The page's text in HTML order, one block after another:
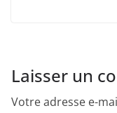
Laisser un
Votre adresse e-